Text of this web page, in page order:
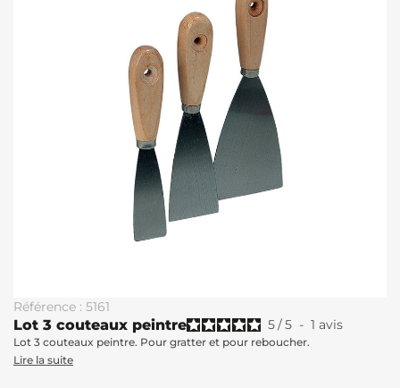
Référence : 5161
Lot 3 couteaux peintre 5/5 - 1 avis
Lot 3 couteaux peintre. Pour gratter et pour reboucher.
Lire la suite